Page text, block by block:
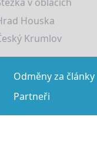
Houska
Krumlov
Odměny za články
Partneři